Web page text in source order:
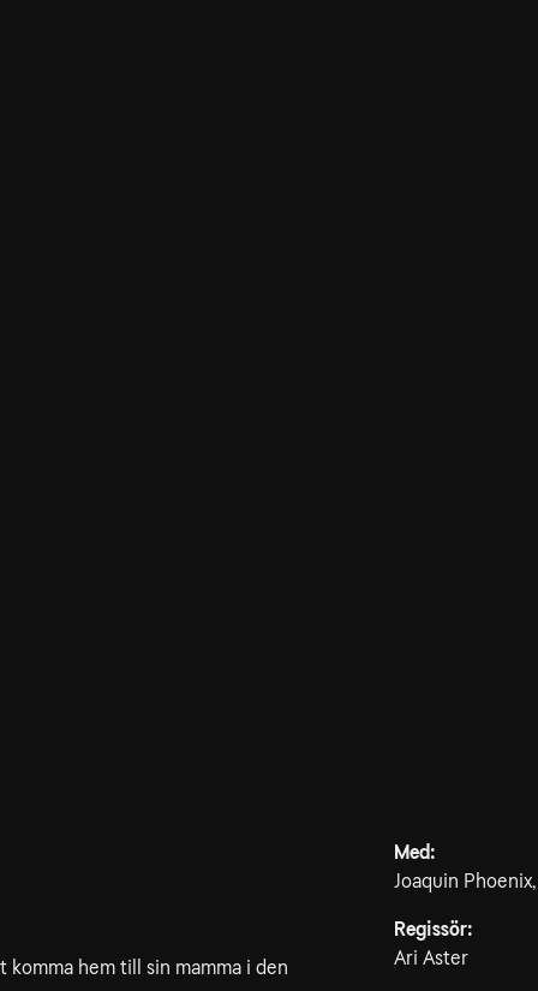
komma hem till sin mamma i den
Med:
Joaquin
Regissör:
Ari Aster